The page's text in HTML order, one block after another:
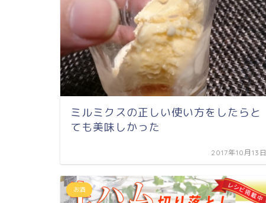
ミルミクスの正しい使い方をしたらと
ても美味しかった
2017年10月13日
お酒